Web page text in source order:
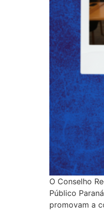
O Conselho
Público
promovam a